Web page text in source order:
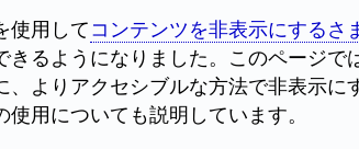
使用して コンテンツを非表示にするさ
きるようになりました。このページで
、よりアクセシブルな方法で非表示に
使用についても説明しています。